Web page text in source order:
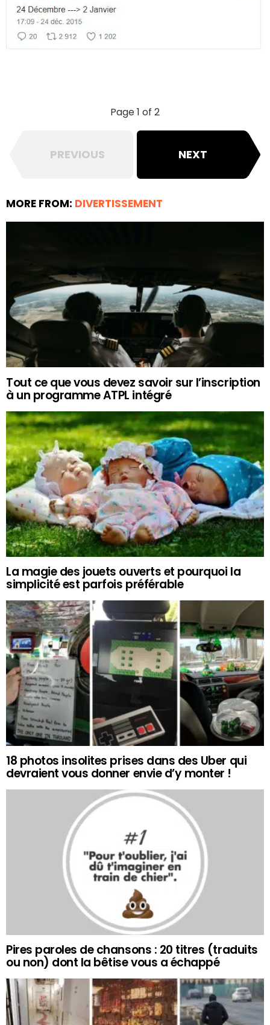
Page 1 of 2
PREVIOUS NEXT
MORE FROM: DIVERTISSEMENT
Tout ce que vous devez savoir sur l’inscription
à un programme ATPL intégré
La magie des jouets ouverts et pourquoi la
simplicité est parfois préférable
18 photos insolites prises dans des Uber qui
devraient vous donner envie d’y monter !
Pires paroles de chansons : 20 titres (traduits
ou non) dont la bêtise vous a échappé